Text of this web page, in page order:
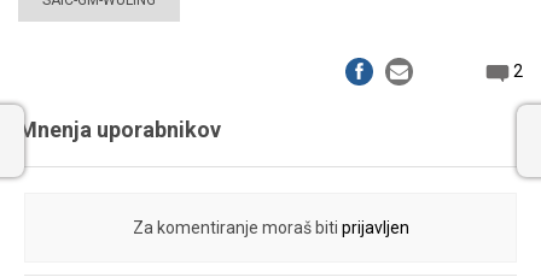
2
Mnenja uporabnikov
Za komentiranje moraš biti prijavljen